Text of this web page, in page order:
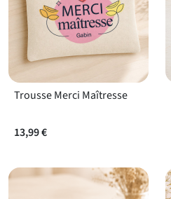
Trousse Merci Maîtresse
13,99 €